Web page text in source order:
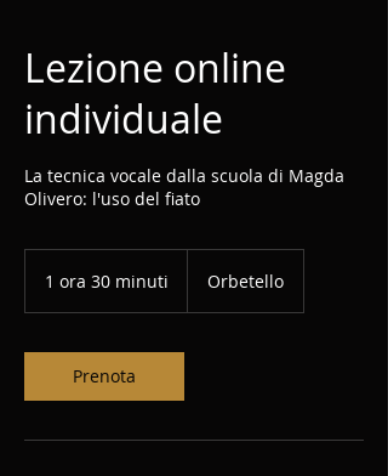
Lezione online
individuale
La tecnica vocale dalla scuola di Magda
Olivero: l'uso del fiato
1 ora 30 minuti
3
m
n
Orbetello
Prenota